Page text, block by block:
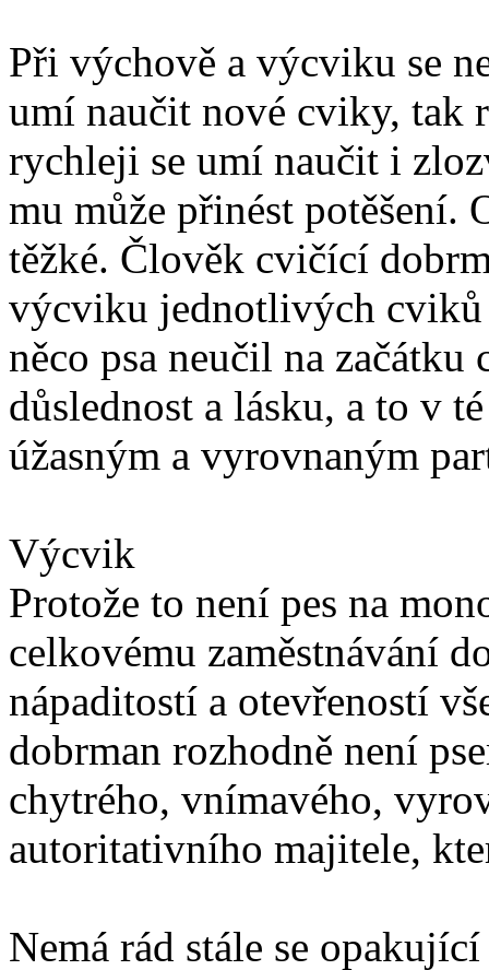
Při výchově a výcviku se
umí naučit nové cviky, tak
rychleji se umí naučit i
mu může přinést potěšení.
těžké. Člověk cvičící
výcviku jednotlivých cviků
něco psa neučil na
důslednost a lásku, a to v
úžasným a vyrovnaným
Výcvik
Protože to není pes na
celkovému zaměstnávání
nápaditostí a otevřeností
dobrman rozhodně není
chytrého, vnímavého,
autoritativního majitele,
Nemá rád stále se